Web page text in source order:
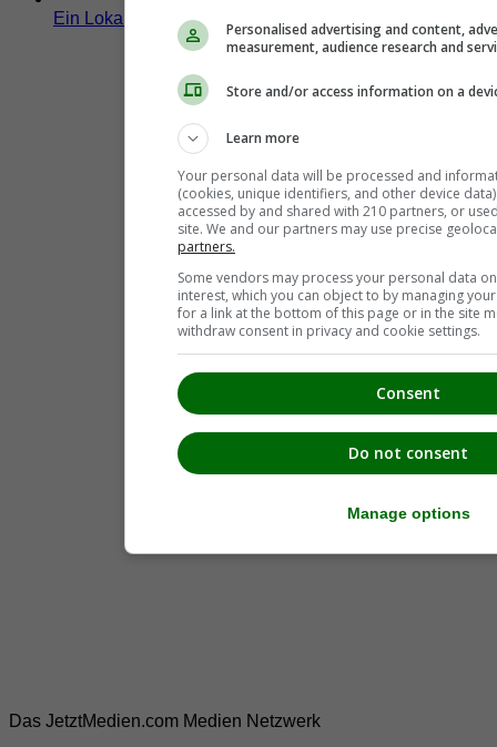
Ratsch an der Weinstraße
Sankt Andrä-Höch(9)
Sankt Johann im Saggautal
Sankt Nikolai im Sausal(14)
Sankt Veit am Vogau
(5)
Sulztal an der Weinstraße (1)
Ein Lokal hier eintragen!
Das JetztMedien.com Medien Netzwerk
Personalised advertising and content,
measurement, audience research and
Store and/or access information on a
Learn more
Your personal data will be processed and
(cookies, unique identifiers, and other device
accessed by and shared with 210 partners, or
site. We and our partners may use precise
partners.
Some vendors may process your personal data
interest, which you can object to by managing
for a link at the bottom of this page or in the site
withdraw consent in privacy and cookie settings.
Consent
Do not consent
Manage options